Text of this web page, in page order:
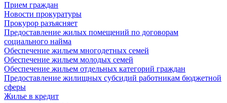
Прием граждан
Новости прокуратуры
Прокурор разъясняет
Предоставление жилых помещений по договорам
социального найма
Обеспечение жильем многодетных семей
Обеспечение жильем молодых семей
Обеспечение жильем отдельных категорий граждан
Предоставление жилищных субсидий работникам бюджетной
сферы
Жилье в кредит